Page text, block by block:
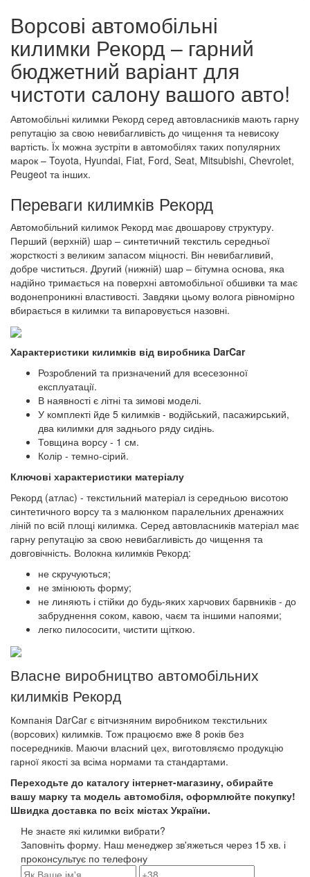
Ворсові автомобільні
килимки Рекорд – гарний
бюджетний варіант для
чистоти салону вашого авто!
Автомобільні килимки Рекорд серед автовласників мають гарну
репутацію за свою невибагливість до чищення та невисоку
вартість. Їх можна зустріти в автомобілях таких популярних
марок – Toyota, Hyundai, Fiat, Ford, Seat, Mitsubishi, Chevrolet,
Peugeot та інших.
Переваги килимків Рекорд
Автомобільний килимок Рекорд має двошарову структуру.
Перший (верхній) шар – синтетичний текстиль середньої
жорсткості з великим запасом міцності. Він невибагливий,
добре чиститься. Другий (нижній) шар – бітумна основа, яка
надійно тримається на поверхні автомобільної обшивки та має
водонепроникні властивості. Завдяки цьому волога рівномірно
вбирається в килимки та випаровується назовні.
Характеристики килимків від виробника DarCar
Розроблений та призначений для всесезонної
експлуатації.
В наявності є літні та зимові моделі.
У комплекті йде 5 килимків - водійський, пасажирський,
два килимки для заднього ряду сидінь.
Товщина ворсу - 1 см.
Колір - темно-сірий.
Ключові характеристики матеріалу
Рекорд (атлас) - текстильний матеріал із середньою висотою
синтетичного ворсу та з малюнком паралельних дренажних
ліній по всій площі килимка. Серед автовласників матеріал має
гарну репутацію за свою невибагливість до чищення та
довговічність. Волокна килимків Рекорд:
не скручуються;
не змінюють форму;
не линяють і стійки до будь-яких харчових барвників - до
забруднення соком, кавою, чаєм та іншими напоями;
легко пилососити, чистити щіткою.
Власне виробництво автомобільних
килимків Рекорд
Компанія DarCar є вітчизняним виробником текстильних
(ворсових) килимків. Тож працюємо вже 8 років без
посередників. Маючи власний цех, виготовляємо продукцію
гарної якості за всіма нормами та стандартами.
Переходьте до каталогу інтернет-магазину, обирайте
вашу марку та модель автомобіля, оформлюйте покупку!
Швидка доставка по всіх містах України.
Не знаєте які килимки вибрати?
Заповніть форму. Наш менеджер зв'яжеться через 15 хв. і
проконсультує по телефону